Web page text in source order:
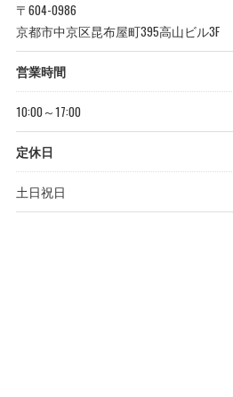
〒604-0986
京都市中京区昆布屋町395高山ビル3F
営業時間
10:00～17:00
定休日
土日祝日